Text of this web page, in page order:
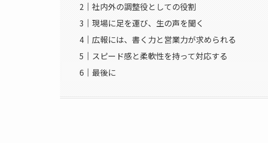
社内外の調整役としての役割
現場に足を運び、生の声を聞く
広報には、書く力と営業力が求められる
スピード感と柔軟性を持って対応する
最後に